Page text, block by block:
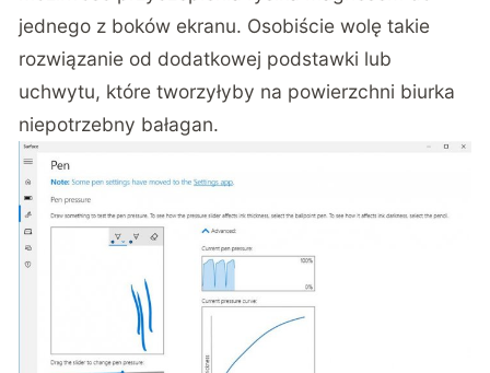
jednego z boków ekranu. Osobiście wolę takie
rozwiązanie od dodatkowej podstawki lub
uchwytu, które tworzyłyby na powierzchni biurka
niepotrzebny bałagan.